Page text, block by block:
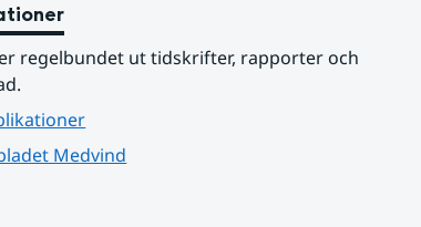
regelbundet ut tidskrifter, rapporter och
Medvind